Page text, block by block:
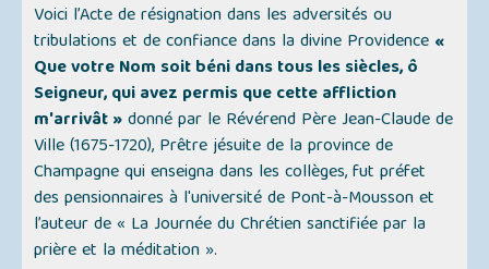
Voici l’Acte de résignation dans les adversités ou
tribulations et de confiance dans la divine Providence «
Que votre Nom soit béni dans tous les siècles, ô
Seigneur, qui avez permis que cette affliction
m'arrivât »donné par le Révérend Père Jean-Claude de
Ville (1675-1720), Prêtre jésuite de la province de
Champagne qui enseigna dans les collèges, fut préfet
des pensionnaires à l'université de Pont-à-Mousson et
l’auteur de« La Journée du Chrétien sanctifiée par la
prière et la méditation ».